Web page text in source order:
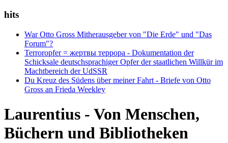
hits
War Otto Gross Mitherausgeber von "Die Erde" und "Das
Forum"?
Terroropfer = жертвы террора - Dokumentation der
Schicksale deutschsprachiger Opfer der staatlichen Willkür im
Machtbereich der UdSSR
Du Kreuz des Südens über meiner Fahrt - Briefe von Otto
Gross an Frieda Weekley
Laurentius - Von Menschen,
Büchern und Bibliotheken